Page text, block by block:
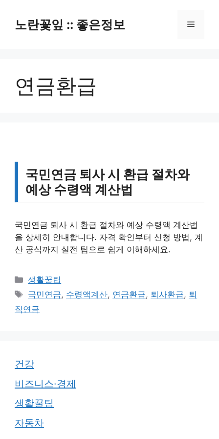
노란꽃잎 :: 좋은정보 메
연금환급
국민연금 퇴사 시 환급 절차와
예상 수령액 계산법
국민연금 퇴사 시 환급 절차와 예상 수령액 계산법
을 상세히 안내합니다. 자격 확인부터 신청 방법, 계
산 공식까지 실전 팁으로 쉽게 이해하세요.
카
테
리
생활꿀팁
태
그
국민연금, 수령액계산, 연금환급, 퇴사환급, 퇴
직연금
건강
비즈니스·경제
생활꿀팁
자동차